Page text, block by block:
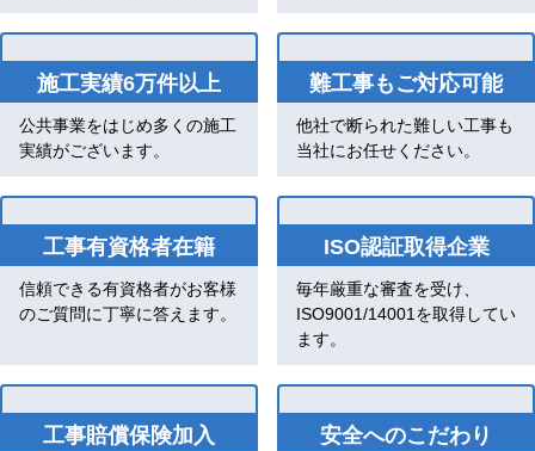
施工実績6万件以上
公共事業をはじめ多くの施工
実績がございます。
難工事もご対応可能
他社で断られた難しい工事も
当社にお任せください。
工事有資格者在籍
信頼できる有資格者がお客様
のご質問に丁寧に答えます。
ISO認証取得企業
毎年厳重な審査を受け、
ISO9001/14001を取得してい
ます。
工事賠償保険加入 安全へのこだわり